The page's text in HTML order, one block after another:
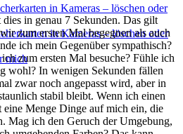
in genau 7 Sekunden. Das gilt
zum ersten Mal begegnen als auch
ich mein Gegenüber sympathisch?
zum ersten Mal besuche? Fühle ich
wohl? In wenigen Sekunden fällen
zwar noch angepasst wird, aber in
stabil bleibt. Wenn ich einen
eine Menge Dinge auf mich ein, die
Mag ich den Geruch der Umgebung,
in Kameras – löschen oder
in Kameras – löschen oder
mich